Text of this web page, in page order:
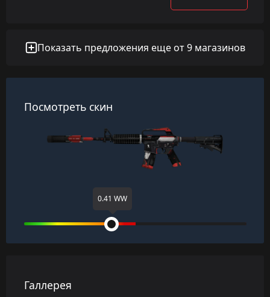
Показать предложения еще от 9 магазинов
Посмотреть скин
0.41 WW
Галлерея